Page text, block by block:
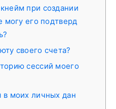
при создании
могу его подтверд
своего счета?
сессий моего
в моих личных дан